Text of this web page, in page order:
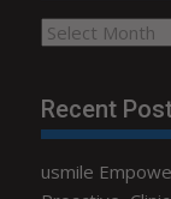
Archives
Recent
usmile